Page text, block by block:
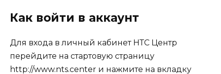
Как войти в аккаунт
Для входа в личный кабинет НТС Центр
перейдите на стартовую страницу
http://www.nts.center и нажмите на вкладку